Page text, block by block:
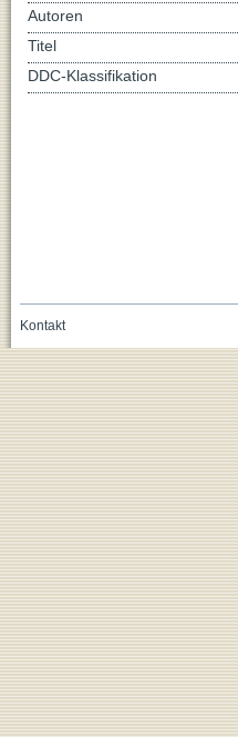
Autoren
Titel
DDC-Klassifikation
Kontakt